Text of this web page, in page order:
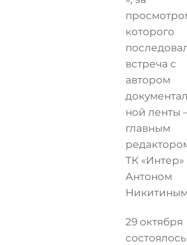
которого
встреча с
автором
ной ленты
главным
ТК «Интер»
Антоном
29 октября
состоялось